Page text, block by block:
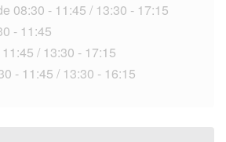
08:30 - 11:45 / 13:30 - 17:15
- 11:45
/ 13:30 - 17:15
- 11:45 / 13:30 - 16:15